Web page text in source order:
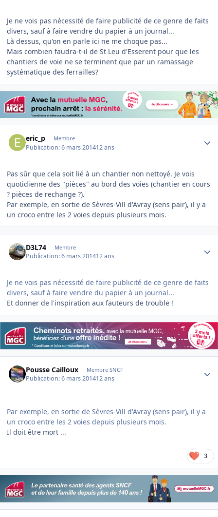
Je ne vois pas nécessité de faire publicité de ce genre de faits
divers, sauf à faire vendre du papier à un journal...
Là dessus, qu'on en parle ici ne me choque pas...
Mais combien faudra-t-il de St Leu d'Esserent pour que les
chantiers de voie ne se terminent que par un ramassage
systématique des ferrailles?
eric_p Membre
Publication:6 mars 201412 ans
Pas sûr que cela soit lié à un chantier non nettoyé. Je vois
quotidienne des "pièces" au bord des voies (chantier en cours
? pièces de rechange ?).
Par exemple, en sortie de Sèvres-Vill d'Avray (sens pair), il y a
un croco entre les 2 voies depuis plusieurs mois.
D3L74 Membre
Publication:6 mars 201412 ans
Je ne vois pas nécessité de faire publicité de ce genre de faits
divers, sauf à faire vendre du papier à un journal...
Et donner de l'inspiration aux fauteurs de trouble !
Pousse Cailloux Membre SNCF
Publication:6 mars 201412 ans
Par exemple, en sortie de Sèvres-Vill d'Avray (sens pair), il y a
un croco entre les 2 voies depuis plusieurs mois.
Il doit être mort ...
3